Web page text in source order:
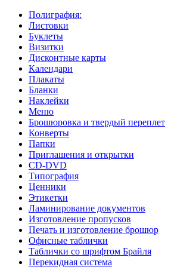
Полиграфия:
Листовки
Буклеты
Визитки
Дисконтные карты
Календари
Плакаты
Бланки
Наклейки
Меню
Брошюровка и твердый переплет
Конверты
Папки
Приглашения и открытки
CD-DVD
Типография
Ценники
Этикетки
Ламинирование документов
Изготовление пропусков
Печать и изготовление брошюр
Офисные таблички
Таблички со шрифтом Брайля
Перекидная система